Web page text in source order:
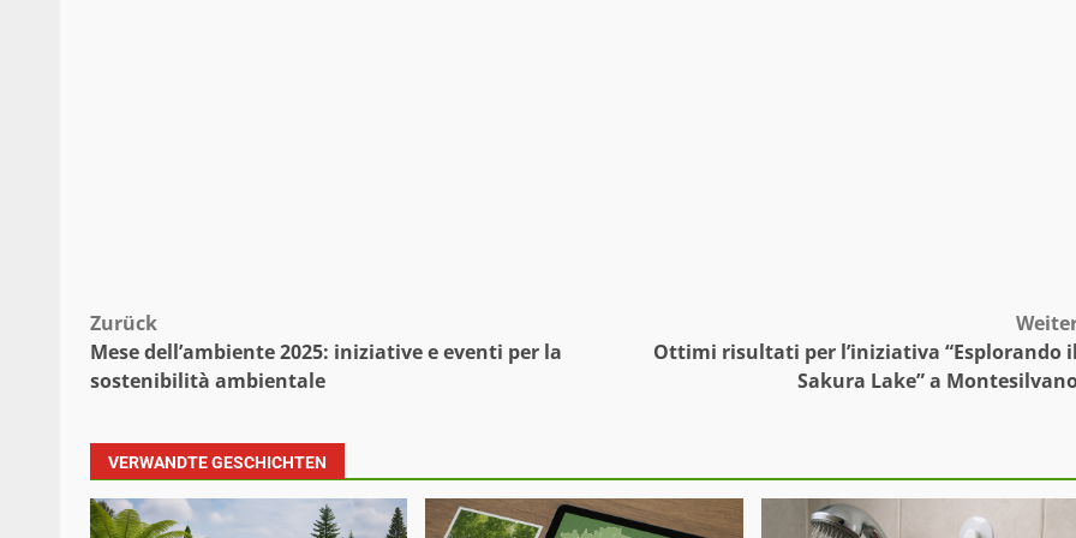
Beitragsnavigation
Zurück
Mese dell’ambiente 2025: iniziative e eventi per la
sostenibilità ambientale
Ottimi risultati per l’iniziativa “Esplorando il
Sakura Lake” a
VERWANDTE GESCHICHTEN